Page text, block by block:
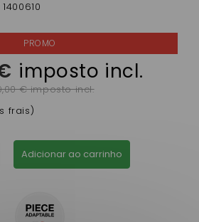
1400610
imposto incl.
€ imposto incl.
frais)
Adicionar ao carrinho